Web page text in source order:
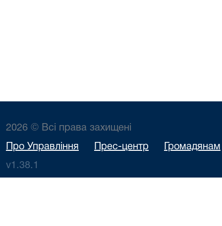
2026 © Всі права захищені
Про Управління Прес-центр Громадянам
v1.38.1